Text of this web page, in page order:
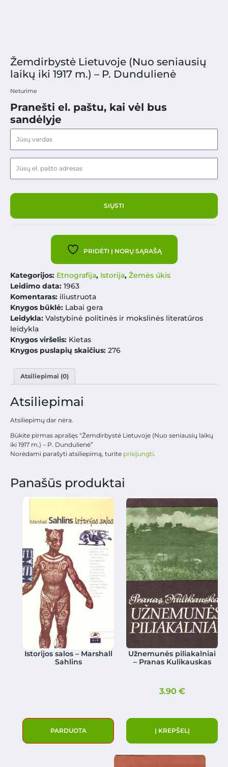
Žemdirbystė Lietuvoje (Nuo seniausių
laikų iki 1917 m.) – P. Dundulienė
Neturime
Pranešti el. paštu, kai vėl bus
sandėlyje
PRIDĖTI Į NORŲ SĄRAŠĄ
Kategorijos: Etnografija, Istorija, Žemės ūkis
Leidimo data: 1963
Komentaras: iliustruota
Knygos būklė: Labai gera
Leidykla: Valstybinė politinės ir mokslinės literatūros
leidykla
Knygos viršelis: Kietas
Knygos puslapių skaičius: 276
Atsiliepimai (0)
Atsiliepimai
Atsiliepimų dar nėra.
Būkite pirmas aprašęs “Žemdirbystė Lietuvoje (Nuo seniausių laikų
iki 1917 m.) – P. Dundulienė”
Norėdami parašyti atsiliepimą, turite prisijungti.
Panašūs produktai
Istorijos salos – Marshall
Sahlins
PARDUOTA
Užnemunės piliakalniai
– Pranas Kulikauskas
3.90 €
Į KREPŠELĮ